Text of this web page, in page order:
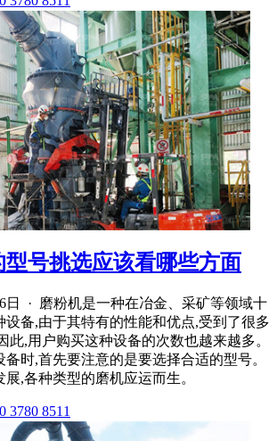
型号挑选应该看哪些方面
日 · 磨粉机是一种在冶金、采矿等领域十
设备,由于其特有的性能和优点,受到了很多
此,用户购买这种设备的次数也越来越多。
备时,首先要注意的是要选择合适的型号。
展,各种类型的磨机应运而生。
3780 8511